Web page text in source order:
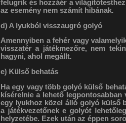
felugrik és hozzáér a
az esemény nem számít hibának.
d) A lyukból visszaugró golyó
Amennyiben a fehér vagy
visszatér a játékmezőre, nem
hagyni, ahol megállt.
e) Külső behatás
Ha egy vagy több golyó külső
kísérelnie a lehető
egy lyukhoz közel álló golyó külső
a játékvezetőnek e golyót
helyzetébe. Ezek után az éppen